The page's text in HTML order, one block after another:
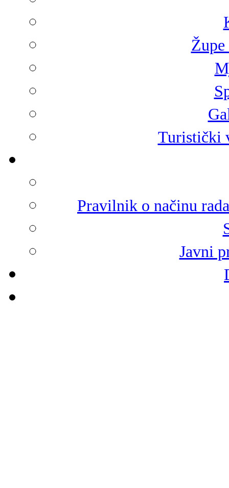
Turistički
Pravilnik o načinu
Javni